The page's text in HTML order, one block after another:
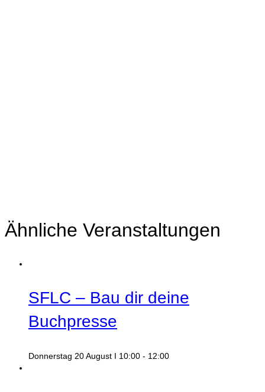
Ähnliche Veranstaltungen
SFLC – Bau dir deine
Buchpresse
Donnerstag 20 August I 10:00 - 12:00